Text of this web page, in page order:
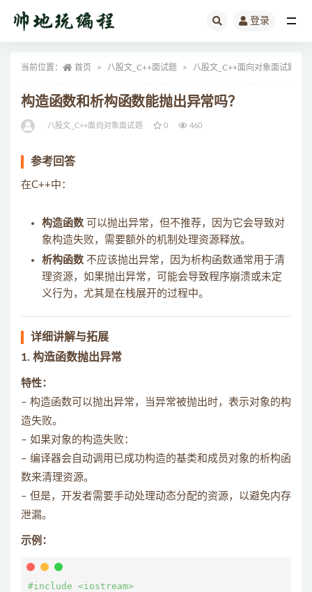
登录
当前位置： 首页 八股文_C++面试题 八股文_C++面向对象面试题
构造函数和析构函数能抛出异常吗？
八股文_C++面向对象面试题 0 460
参考回答
在C++中：
构造函数 可以抛出异常，但不推荐，因为它会导致对
象构造失败，需要额外的机制处理资源释放。
析构函数 不应该抛出异常，因为析构函数通常用于清
理资源，如果抛出异常，可能会导致程序崩溃或未定
义行为，尤其是在栈展开的过程中。
详细讲解与拓展
1. 构造函数抛出异常
特性：
– 构造函数可以抛出异常，当异常被抛出时，表示对象的构
造失败。
– 如果对象的构造失败：
– 编译器会自动调用已成功构造的基类和成员对象的析构函
数来清理资源。
– 但是，开发者需要手动处理动态分配的资源，以避免内存
泄漏。
示例：
#include <iostream>